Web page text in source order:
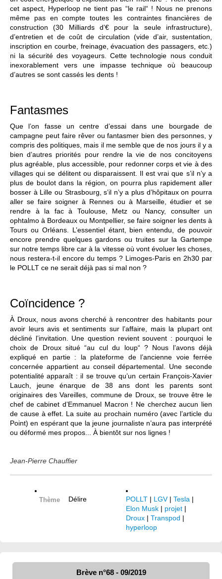
cet aspect, Hyperloop ne tient pas “le rail“ ! Nous ne prenons
même pas en compte toutes les contraintes financières de
construction (30 Milliards d’€ pour la seule infrastructure),
d’entretien et de coût de circulation (vide d’air, sustentation,
inscription en courbe, freinage, évacuation des passagers, etc.)
ni la sécurité des voyageurs. Cette technologie nous conduit
inexorablement vers une impasse technique où beaucoup
d’autres se sont cassés les dents !
Fantasmes
Que l’on fasse un centre d’essai dans une bourgade de
campagne peut faire rêver ou fantasmer bien des personnes, y
compris des politiques, mais il me semble que de nos jours il y a
bien d’autres priorités pour rendre la vie de nos concitoyens
plus agréable, plus accessible, pour redonner corps et vie à des
villages qui se délitent ou disparaissent. Il est vrai que s’il n’y a
plus de boulot dans la région, on pourra plus rapidement aller
bosser à Lille ou Strasbourg, s’il n’y a plus d’hôpitaux on pourra
aller se faire soigner à Rennes ou à Marseille, étudier et se
rendre à la fac à Toulouse, Metz ou Nancy, consulter un
ophtalmo à Bordeaux ou Montpellier, se faire soigner les dents à
Tours ou Orléans. L’essentiel étant, bien entendu, de pouvoir
encore prendre quelques gardons ou truites sur la Gartempe
sur notre temps libre car à la vitesse où vont évoluer les choses,
nous restera-t-il encore du temps ? Limoges-Paris en 2h30 par
le POLLT ce ne serait déjà pas si mal non ?
Coïncidence ?
À Droux, nous avons cherché à rencontrer des habitants pour
avoir leurs avis et sentiments sur l’affaire, mais la plupart ont
décliné l’invitation. Une question revient souvent : pourquoi le
choix de Droux situé “au cul du loup“ ? Nous l’avons déjà
expliqué en partie : la plateforme de l’ancienne voie ferrée
concernée appartient au conseil départemental. Une seconde
potentialité apparaît : il se trouve qu’un certain François-Xavier
Lauch, jeune énarque de 38 ans dont les parents sont
originaires des Vareilles, commune de Droux, se trouve être le
chef de cabinet d’Emmanuel Macron ! Ne cherchez aucun lien
de cause à effet. La suite au prochain numéro (avec l’article du
Point) en espérant que la jeune journaliste n’aura pas interprété
ou déformé mes propos... À bientôt sur nos lignes !
Jean-Pierre Chauffier
Thème Délire POLLT | LGV| Tesla |
Elon Musk | projet |
Droux | Transpod |
hyperloop
Brève n°68 - 09/2019